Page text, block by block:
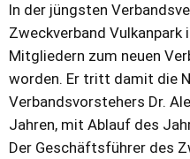
In der jüngsten
Zweckverband Vulkanpark
Mitgliedern zum neuen
worden. Er tritt damit die
Verbandsvorstehers Dr.
Jahren, mit Ablauf des
Der Geschäftsführer des